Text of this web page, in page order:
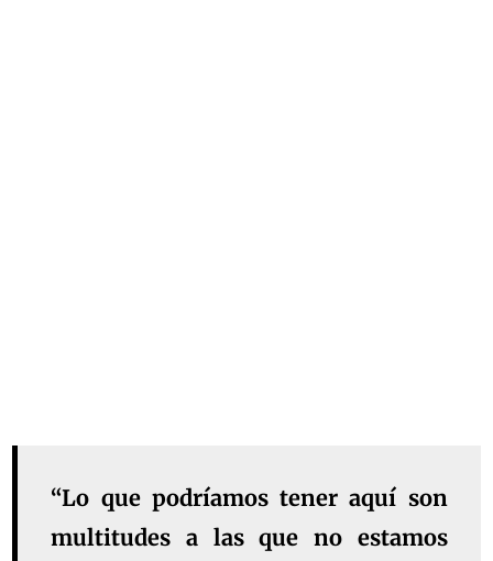
“Lo que podríamos tener aquí son
multitudes a las que no estamos